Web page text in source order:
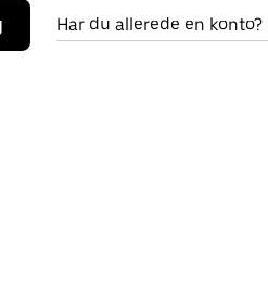
Har du allerede en konto?